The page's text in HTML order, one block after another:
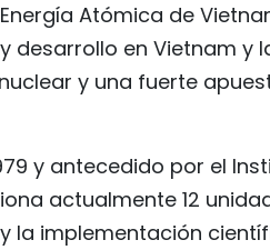
Atómica de
desarrollo en Vietnam y
y una fuerte
y antecedido por el
actualmente 12
la implementación